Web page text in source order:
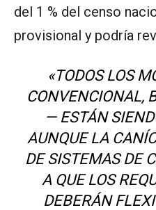
del 1 % del censo
provisional y podría
«TODOS LOS
CONVENCIONAL,
— ESTÁN
AUNQUE LA
DE SISTEMAS DE
A QUE LOS
DEBERÁN